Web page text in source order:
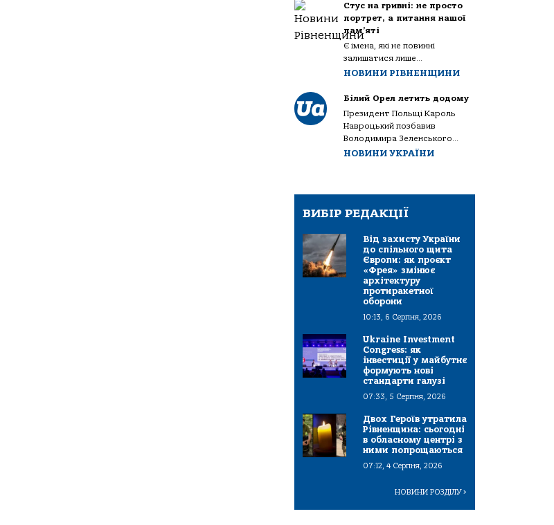
Стус на гривні: не просто
портрет, а питання нашої
пам’яті
Є імена, які не повинні
залишатися лише...
НОВИНИ РІВНЕНЩИНИ
Білий Орел летить додому
Президент Польщі Кароль
Навроцький позбавив
Володимира Зеленського...
НОВИНИ УКРАЇНИ
ВИБІР РЕДАКЦІЇ
Від захисту України
до спільного щита
Європи: як проєкт
«Фрея» змінює
архітектуру
протиракетної
оборони
10:13, 6 Серпня, 2026
Ukraine Investment
Congress: як
інвестиції у майбутнє
формують нові
стандарти галузі
07:33, 5 Серпня, 2026
Двох Героїв утратила
Рівненщина: сьогодні
в обласному центрі з
ними попрощаються
07:12, 4 Серпня, 2026
НОВИНИ РОЗДІЛУ>